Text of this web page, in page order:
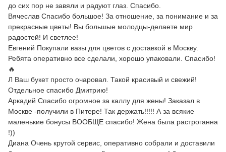
до сих пор не завяли и радуют глаз. Спасибо.
Вячеслав Спасибо большое! За отношение, за понимание и за
прекрасные цветы! Вы большые молодцы-делаете мир
радостей! И светлее!
Евгений Покупали вазы для цветов с доставкой в Москву.
Ребята оперативно все сделали, хорошо упаковали. Спасибо!
🔥
Л Ваш букет просто очаровал. Такой красивый и свежий!
Отдельное спасибо Дмитрию!
Аркадий Спасибо огромное за каллу для жены! Заказал в
Москве -получили в Питере! Так держать!!!!! А за всякие
маленькие бонусы ВООБЩЕ спасибо! Жена была растроганна
!))
Диана Очень крутой сервис, оперативно собрали и доставили